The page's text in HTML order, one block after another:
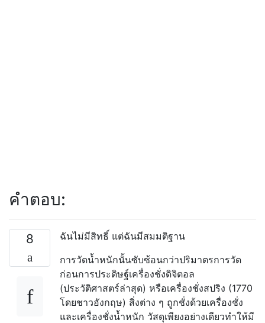
คำตอบ:
8
ฉันไม่มีสิทธิ์ แต่ฉันมีสมมติฐาน
การวัดน้ำหนักนั้นซับซ้อนกว่าปริมาตรการวัด
ก่อนการประดิษฐ์เครื่องชั่งดิจิตอล
(ประวัติศาสตร์ล่าสุด) หรือเครื่องชั่งสปริง (1770
โดยชาวอังกฤษ) สิ่งต่าง ๆ ถูกชั่งด้วยเครื่องชั่ง
และเครื่องชั่งน้ำหนัก วัสดุเพียงอย่างเดียวทำให้มี